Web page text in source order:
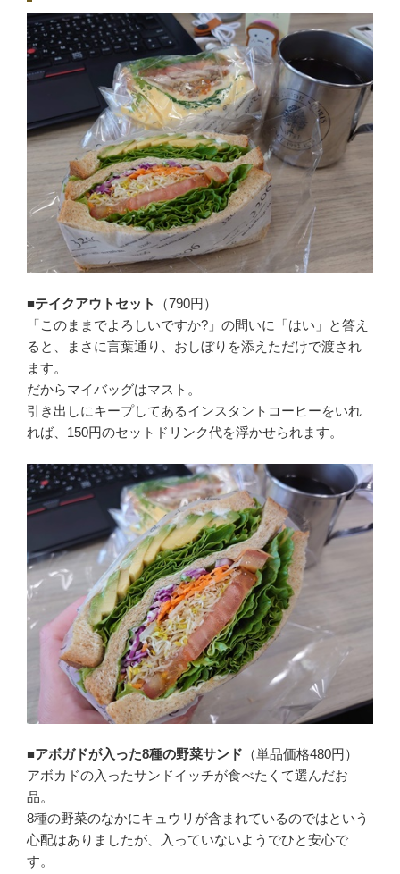
■テイクアウトセット
（790円）
「このままでよろしいですか?」の問いに「はい」と答え
ると、まさに言葉通り、おしぼりを添えただけで渡され
ます。
だからマイバッグはマスト。
引き出しにキープしてあるインスタントコーヒーをいれ
れば、150円のセットドリンク代を浮かせられます。
■アボガドが入った8種の野菜サンド （単品価格480円）
アボカドの入ったサンドイッチが食べたくて選んだお
品。
8種の野菜のなかにキュウリが含まれているのではという
心配はありましたが、入っていないようでひと安心で
す。